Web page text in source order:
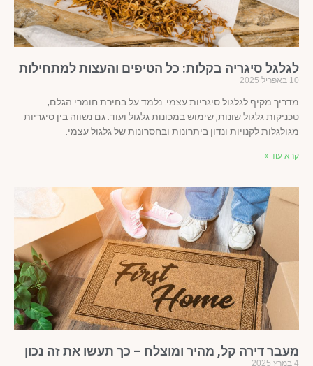
סיגריה בקלות: כל הטיפים והעצות למתחילות
מקיף לגלגול סיגריות עצמי. נלמד על בחירת חומרי הגלם,
גלגול שונות, שימוש במכונות גלגול ועוד. גם נשווה בין סיגריות
לקנויות ונדון ביתרונות ובחסרונות של גלגול עצמי.
עוד »
דירה קל, מהיר ומוצלח – כך תעשו את זה נכון